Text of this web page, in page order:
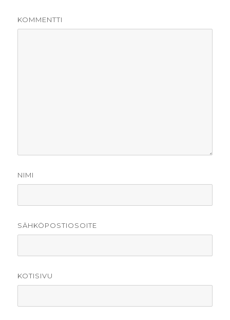
KOMMENTTI
NIMI
SÄHKÖPOSTIOSOITE
KOTISIVU